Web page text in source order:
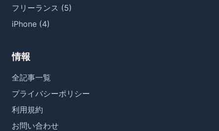
フリーランス (5)
iPhone (4)
情報
全記事一覧
プライバシーポリシー
利用規約
お問い合わせ